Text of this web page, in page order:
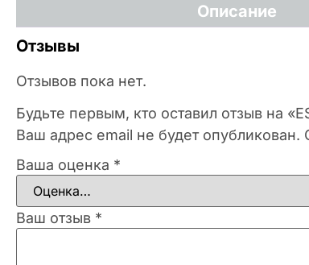
Описание
Отзывы
Отзывов пока нет.
Будьте первым, кто оставил отзыв на
Ваш адрес email не будет опубликован.
Ваша оценка *
Ваш отзыв *